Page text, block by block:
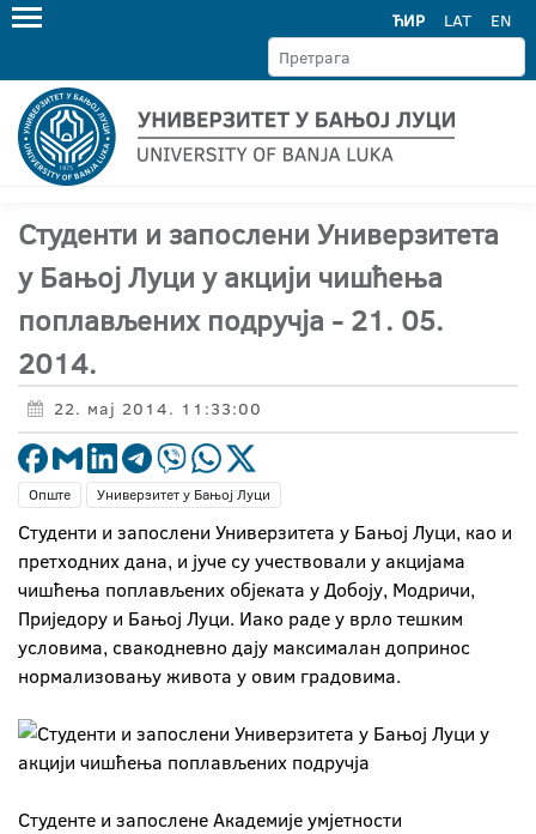
ЋИР LAT EN
Студенти и запослени Универзитета
у Бањој Луци у акцији чишћења
поплављених подручја - 21. 05.
2014.
22. мај 2014. 11:33:00
Опште Универзитет у Бањој Луци
Студенти и запослени Универзитета у Бањој Луци, као и
претходних дана, и јуче су учествовали у акцијама
чишћења поплављених објеката у Добоју, Модричи,
Приједору и Бањој Луци. Иако раде у врло тешким
условима, свакодневно дају максималан допринос
нормализовању живота у овим градовима.
Студенте и запослене Академије умјетности